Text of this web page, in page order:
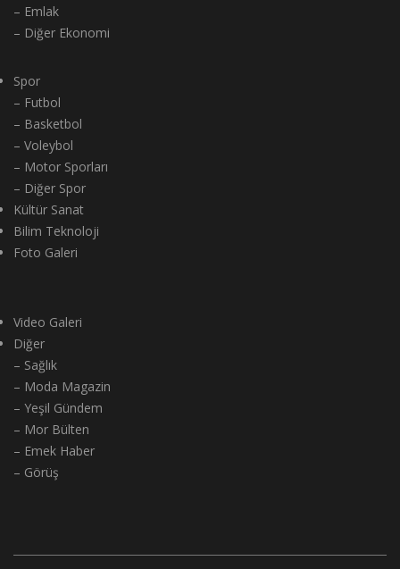
– Emlak
– Diğer Ekonomi
Spor
– Futbol
– Basketbol
– Voleybol
– Motor Sporları
– Diğer Spor
Kültür Sanat
Bilim Teknoloji
Foto Galeri
Video Galeri
Diğer
– Sağlık
– Moda Magazin
– Yeşil Gündem
– Mor Bülten
– Emek Haber
– Görüş